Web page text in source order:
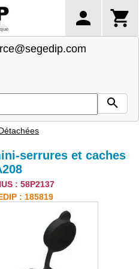
serrures et caches
: 58P2137
: 185819